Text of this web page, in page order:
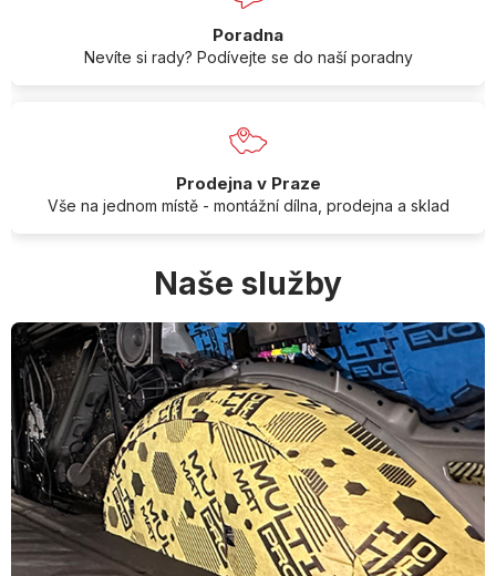
Poradna
Nevíte si rady? Podívejte se do naší poradny
Prodejna v Praze
Vše na jednom místě - montážní dílna, prodejna a sklad
Naše služby